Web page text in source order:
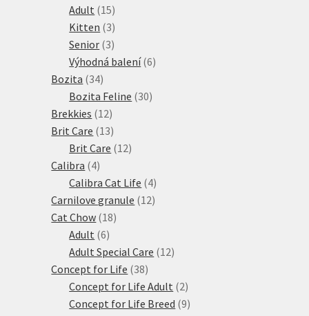
Adult 1515
produktů
Kitten 33
produkty
Senior 33
produkty
Výhodná balení 66
Bozita 3434
produktů
Bozita Feline 3030
Brekkies 1212
produktů
Brit Care 1313
produktů
Brit Care 1212
Calibra 44
produkty
Calibra Cat Life 44
produkty
Carnilove granule 1212
Cat Chow 1818
Adult 66
produktů
Adult Special Care 1212
Concept for Life 3838
produktů
Concept for Life Adult 22
produkty
Concept for Life Breed 99